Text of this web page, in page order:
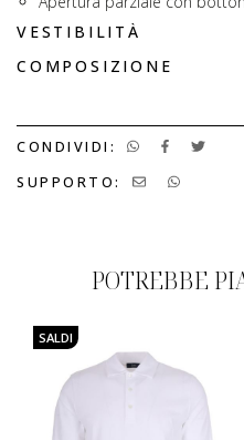
VESTIBILITÀ
COMPOSIZIONE
CONDIVIDI:
SUPPORTO:
POTREBBE
SALDI